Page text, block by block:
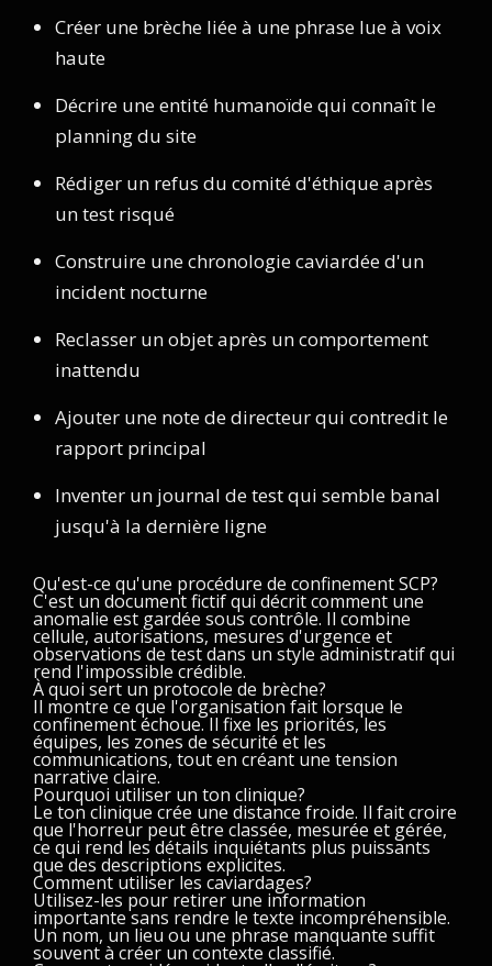
Créer une brèche liée à une phrase lue à voix
haute
Décrire une entité humanoïde qui connaît le
planning du site
Rédiger un refus du comité d'éthique après
un test risqué
Construire une chronologie caviardée d'un
incident nocturne
Reclasser un objet après un comportement
inattendu
Ajouter une note de directeur qui contredit le
rapport principal
Inventer un journal de test qui semble banal
jusqu'à la dernière ligne
Qu'est-ce qu'une procédure de confinement SCP?
C'est un document fictif qui décrit comment une
anomalie est gardée sous contrôle. Il combine
cellule, autorisations, mesures d'urgence et
observations de test dans un style administratif qui
rend l'impossible crédible.
À quoi sert un protocole de brèche?
Il montre ce que l'organisation fait lorsque le
confinement échoue. Il fixe les priorités, les
équipes, les zones de sécurité et les
communications, tout en créant une tension
narrative claire.
Pourquoi utiliser un ton clinique?
Le ton clinique crée une distance froide. Il fait croire
que l'horreur peut être classée, mesurée et gérée,
ce qui rend les détails inquiétants plus puissants
que des descriptions explicites.
Comment utiliser les caviardages?
Utilisez-les pour retirer une information
importante sans rendre le texte incompréhensible.
Un nom, un lieu ou une phrase manquante suffit
souvent à créer un contexte classifié.